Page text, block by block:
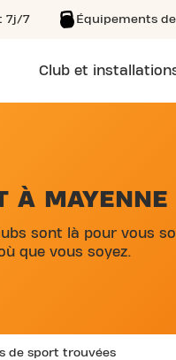
7j/7 Équipements
Club et
À MAYENNE
sont là pour vous
que vous soyez.
de sport trouvées